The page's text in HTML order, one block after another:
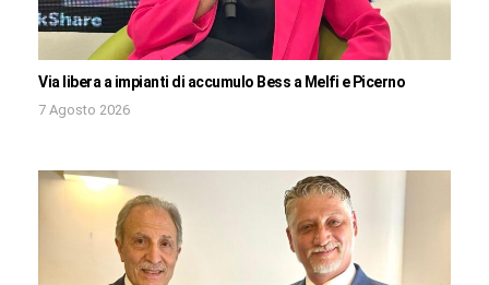
Via libera a impianti di accumulo Bess a Melfi e Picerno
7 Agosto 2026